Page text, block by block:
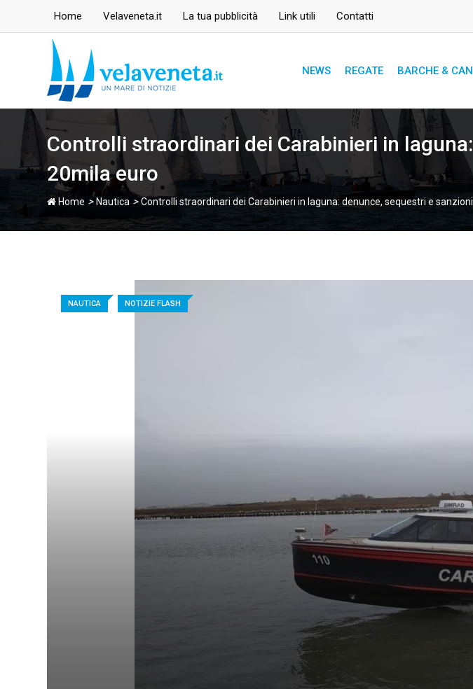
Home Velaveneta.it La tua pubblicità Link utili Contatti
NEWS REGATE BARCHE &
Controlli straordinari dei Carabinieri in
20mila euro
Home > Nautica >Controlli straordinari dei Carabinieri in laguna: denunce, sequestri e
NAUTICA NOTIZIE FLASH